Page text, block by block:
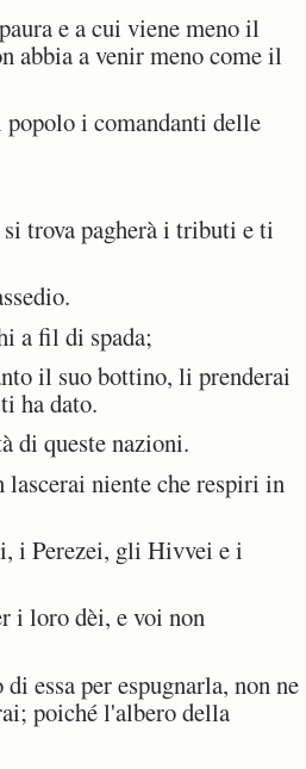
e a cui viene meno il
abbia a venir meno come il
i comandanti delle
trova pagherà i tributi e ti
a fil di spada;
il suo bottino, li prenderai
ha dato.
di queste nazioni.
niente che respiri in
i Perezei, gli Hivvei e i
i loro dèi, e voi non
essa per espugnarla, non ne
poiché l'albero della